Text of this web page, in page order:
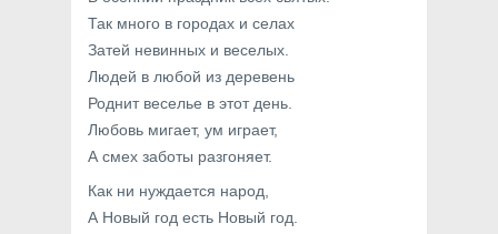
Так много в городах и селах
Затей невинных и веселых.
Людей в любой из деревень
Роднит веселье в этот день.
Любовь мигает, ум играет,
А смех заботы разгоняет.
Как ни нуждается народ,
А Новый год есть Новый год.